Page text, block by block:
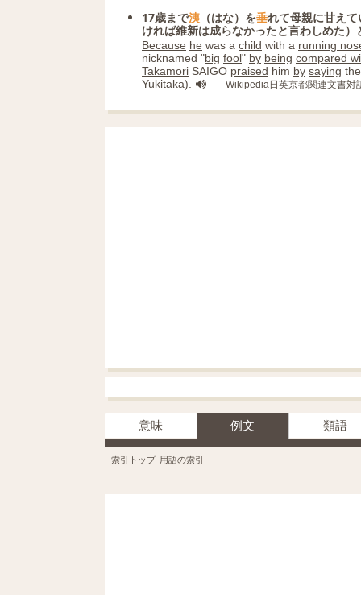
17歳まで洟 （はな）を垂れて母親に甘え
ければ維新は成らなかったと言わしめた
Because he was a child with a running
nicknamed "big fool" by being compared
Takamori SAIGO praised him by saying
Yukitaka).
- Wikipedia日英京都関連文書対
意味 例文 類語
索引トップ 用語の索引